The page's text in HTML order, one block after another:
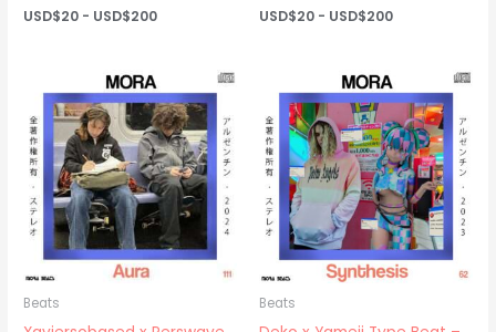
USD$20 - USD$200Rango
USD$20
hasta
USD$200
USD$20 - USD$200Rango
USD$20
hasta
USD$200
Beats Beats